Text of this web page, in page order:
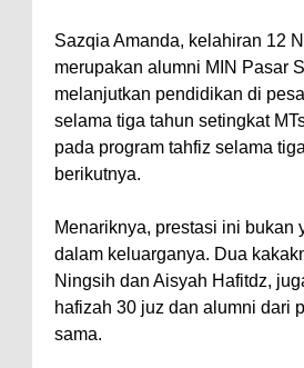
Sazqia Amanda, kelahiran 12
merupakan alumni MIN Pasar
melanjutkan pendidikan di
selama tiga tahun setingkat
pada program tahfiz selama
berikutnya.
Menariknya, prestasi ini bukan
dalam keluarganya. Dua
Ningsih dan Aisyah Hafitdz,
hafizah 30 juz dan alumni dari
sama.